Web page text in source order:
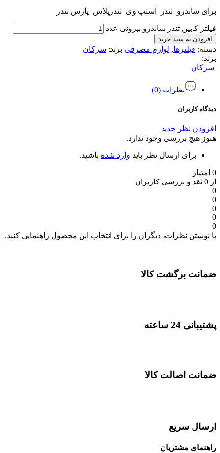
برای ساندرو تندر استپ وی تندرپلاس پارس تندر
فیلتر کابین تندر ساندرو بیرونی عدد
افزودن به سبد خرید
دسته: فیلترها, لوازم مصرفی برند: سرکان
برند:
سرکان
نظرات (0)
دیدگاه کاربران
افزودن نظر جدید
هنوز هیچ بررسی وجود ندارد.
برای ارسال نظر باید وارد شده باشید.
0 امتیاز
از 0 نقد و بررسی کاربران
0
0
0
0
0
با نوشتن نظرات، دیگران را برای انتخاب این محصول راهنمایی کنید.
ضمانت برگشت کالا
پشتیبانی 24 ساعته
ضمانت اصالت کالا
ارسال سریع
راهنمای مشتریان